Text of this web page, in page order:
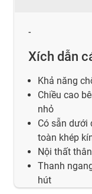
-
Xích dẫn
Khả năng
Chiều cao
nhỏ
Có sẵn dưới
toàn khép
Nội thất
Thanh
hút